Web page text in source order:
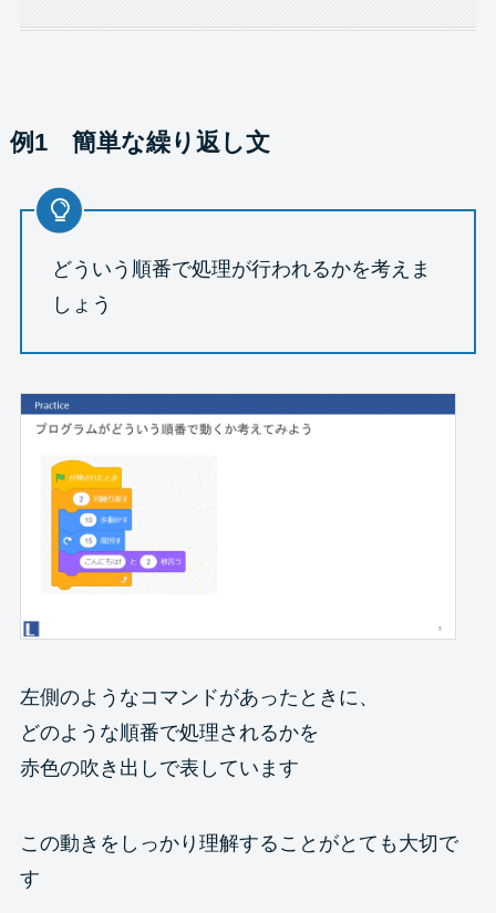
例1 簡単な繰り返し文
どういう順番で処理が行われるかを考えま
しょう
左側のようなコマンドがあったときに、
どのような順番で処理されるかを
赤色の吹き出しで表しています
この動きをしっかり理解することがとても大切で
す